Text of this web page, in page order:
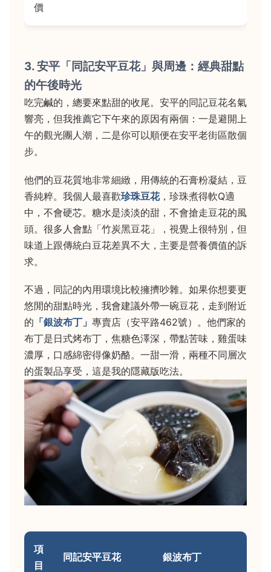
價
3. 安平「同記安平豆花」與周邊：經典甜點
的午後時光
吃完鹹的，總要來點甜的收尾。安平的同記豆花名氣
響亮，但我推薦它下午來的原因有兩個：一是避開上
午的觀光團人潮，二是你可以順便在安平老街區散個
步。
他們的豆花質地非常細緻，用傳統的石膏粉凝結，豆
香純粹。我個人最喜歡珍珠豆花，珍珠煮得軟Q適
中，不會硬芯。糖水是淡淡的甜，不會搶走豆花的風
頭。很多人會點「竹炭黑豆花」，視覺上很特別，但
味道上跟傳統白豆花差異不大，主要是營養價值的訴
求。
不過，同記的內用環境比較擁擠吵雜。如果你想要更
悠閒的甜點時光，我會建議外帶一碗豆花，走到附近
的 「銀波布丁」 專賣店（安平路462號）。他們家的
布丁是日式烤布丁，焦糖色澤深，帶點苦味，雞蛋味
濃厚，口感綿密得像奶酪。一甜一滑，兩種不同層次
的蛋製品享受，這是我的隱藏版吃法。
項
目
同記安平豆花 銀波布丁